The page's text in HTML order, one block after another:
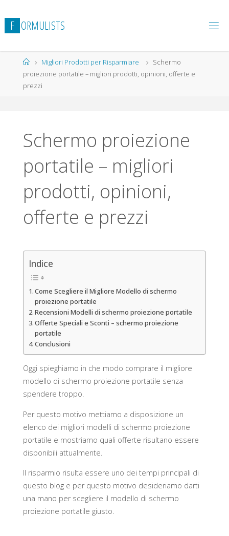
al
contenuto
F ORMULISTS
HomeMigliori Prodotti per Risparmiare
Schermo
proiezione portatile – migliori prodotti, opinioni, offerte e
prezzi
Schermo proiezione
portatile – migliori
prodotti, opinioni,
offerte e prezzi
Indice
Come Scegliere il Migliore Modello di schermo
proiezione portatile
Recensioni Modelli di schermo proiezione portatile
Offerte Speciali e Sconti – schermo proiezione
portatile
Conclusioni
Oggi spieghiamo in che modo comprare il migliore
modello di schermo proiezione portatile senza
spendere troppo.
Per questo motivo mettiamo a disposizione un
elenco dei migliori modelli di schermo proiezione
portatile e mostriamo quali offerte risultano essere
disponibili attualmente.
Il risparmio risulta essere uno dei tempi principali di
questo blog e per questo motivo desideriamo darti
una mano per scegliere il modello di schermo
proiezione portatile giusto.